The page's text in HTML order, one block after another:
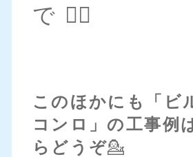
で 💁‍♀️
このほかにも「ビ
コンロ」の工事例
らどうぞ💁